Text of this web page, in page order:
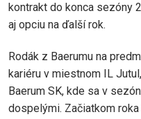
kontrakt do konca sezóny
aj opciu na ďalší rok.
Rodák z Baerumu na
kariéru v miestnom IL
Baerum SK, kde sa v
dospelými. Začiatkom